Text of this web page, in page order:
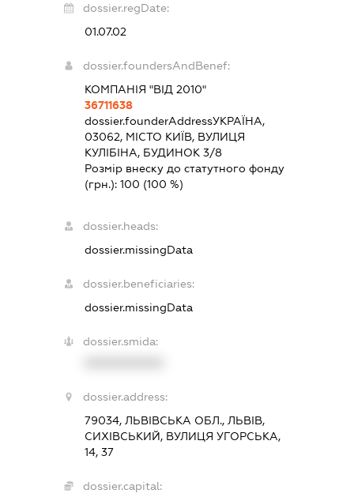
dossier.regDate:
01.07.02
dossier.foundersAndBenef:
КОМПАНІЯ "ВІД 2010"
36711638
dossier.founderAddressУКРАЇНА,
03062, МІСТО КИЇВ, ВУЛИЦЯ
КУЛІБІНА, БУДИНОК 3/8
Розмір внеску до статутного фонду
(грн.): 100 (100 %)
dossier.heads:
dossier.missingData
dossier.beneficiaries:
dossier.missingData
dossier.smida:
dossier.address:
79034, ЛЬВІВСЬКА ОБЛ., ЛЬВІВ,
СИХІВСЬКИЙ, ВУЛИЦЯ УГОРСЬКА,
14, 37
dossier.capital: